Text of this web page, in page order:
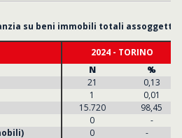
su beni immobili totali
2024 - TORINO
N
%
21
0,13
1
0,01
15.720
98,45
0
-
0
-